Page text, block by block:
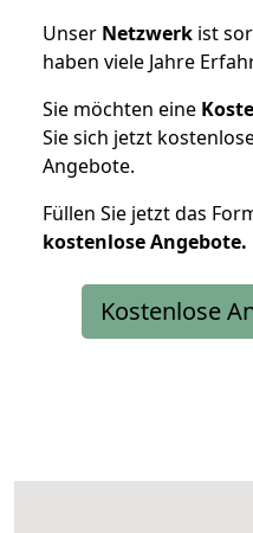
Unser Netzwerk ist
haben viele Jahre
Sie möchten eine
Sie sich jetzt
Angebote.
Füllen Sie jetzt das
kostenloseAngebote.
Kostenlose